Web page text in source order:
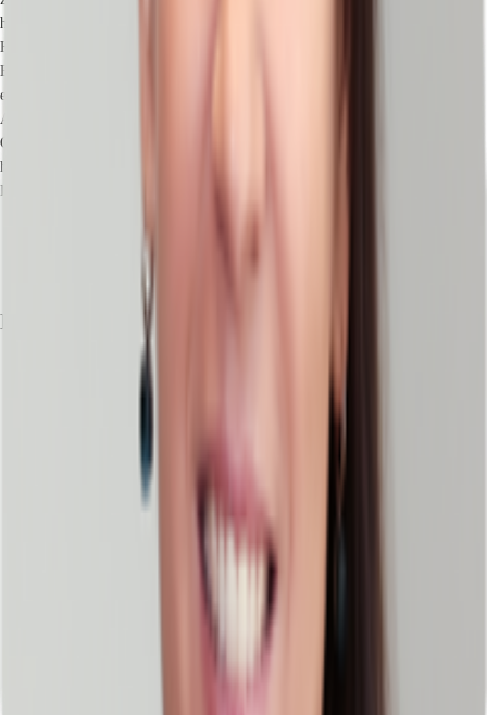
hervorragende Verkehrsanbindung auf: U-Bahn (U2/U3 Richtung
Hauptbahnhof und Flughafen), Tram (Linie 8) Station Rathenauplatz und
Bushaltestellen für die Linien 94 und 340 befinden sich nur ca. 5 Gehminuten
entfernt. Die Haltestelle für die Buslinie 36 liegt vor der Tür. Der historische
Altstadtkern lässt sich aufgrund der zentralen Lage in nur wenigen
Gehminuten erreichen und Ihre Mitarbeiter finden Raum zum Durchatmen im
herrlichen Cramer-Klett-Park. Eine Tankstelle befindet sich in der Nähe.
Dienstleister des täglichen Bedarfs befinden sich in der Nähe.
Exposé herunterladen